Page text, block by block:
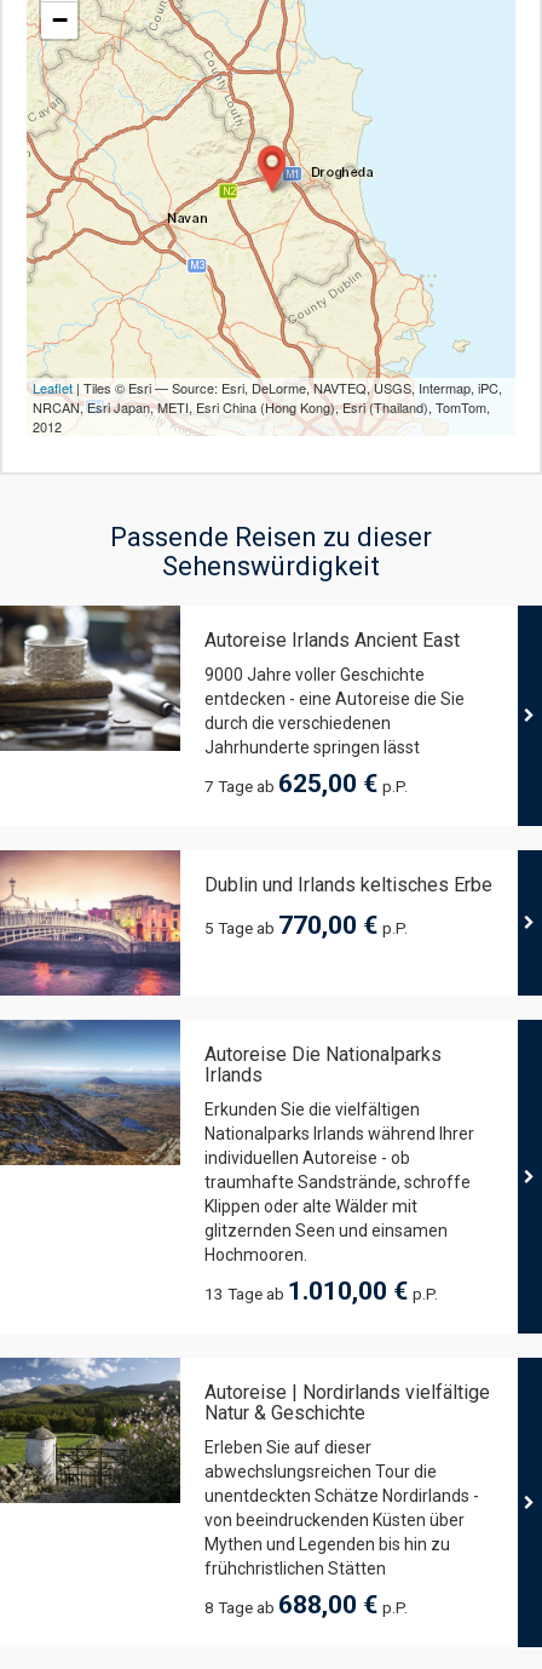
−
Leaflet | Tiles © Esri — Source: Esri, DeLorme, NAVTEQ, USGS, Intermap, iPC,
NRCAN, Esri Japan, METI, Esri China (Hong Kong), Esri (Thailand), TomTom,
2012
Passende Reisen zu dieser
Sehenswürdigkeit
Autoreise Irlands Ancient East
9000 Jahre voller Geschichte
entdecken - eine Autoreise die Sie
durch die verschiedenen
Jahrhunderte springen lässt
7 Tage ab 625,00 € p.P.
Dublin und Irlands keltisches Erbe
5 Tage ab 770,00 € p.P.
Autoreise Die Nationalparks
Irlands
Erkunden Sie die vielfältigen
Nationalparks Irlands während Ihrer
individuellen Autoreise - ob
traumhafte Sandstrände, schroffe
Klippen oder alte Wälder mit
glitzernden Seen und einsamen
Hochmooren.
13 Tage ab 1.010,00 € p.P.
Autoreise | Nordirlands vielfältige
Natur & Geschichte
Erleben Sie auf dieser
abwechslungsreichen Tour die
unentdeckten Schätze Nordirlands -
von beeindruckenden Küsten über
Mythen und Legenden bis hin zu
frühchristlichen Stätten
8 Tage ab 688,00 € p.P.